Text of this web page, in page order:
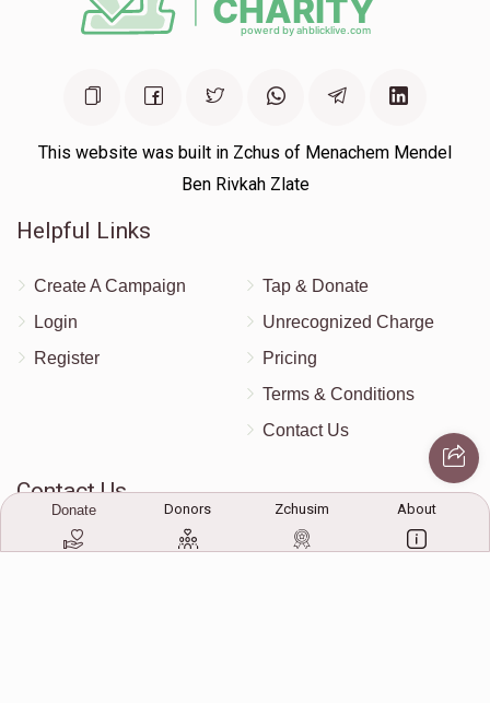
This website was built in Zchus of Menachem Mendel
Ben Rivkah Zlate
Helpful Links
Create A Campaign
Login
Register
Tap & Donate
Unrecognized Charge
Pricing
Terms & Conditions
Contact Us
Contact Us
172 Blauvelt Rd, Monsey, NY
Donate Donors Zchusim About